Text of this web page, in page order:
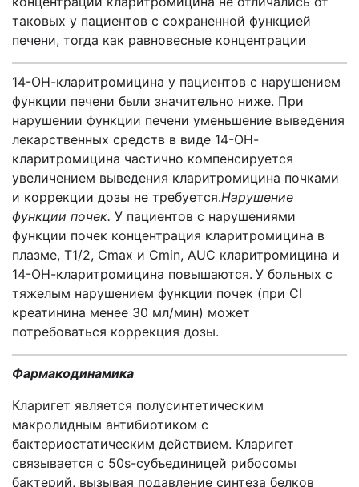
таковых у пациентов с сохраненной функцией
печени, тогда как равновесные концентрации
14-ОН-кларитромицина у пациентов с нарушением
функции печени были значительно ниже. При
нарушении функции печени уменьшение выведения
лекарственных средств в виде 14-ОН-
кларитромицина частично компенсируется
увеличением выведения кларитромицина почками
и коррекции дозы не требуется.Нарушение
функции почек. У пациентов с нарушениями
функции почек концентрация кларитромицина в
плазме, T1/2, Cmax и Cmin, AUC кларитромицина и
14-ОН-кларитромицина повышаются. У больных с
тяжелым нарушением функции почек (при Cl
креатинина менее 30 мл/мин) может
потребоваться коррекция дозы.
Фармакодинамика
Кларигет является полусинтетическим
макролидным антибиотиком с
бактериостатическим действием. Кларигет
связывается с 50s-субъединицей рибосомы
бактерий, вызывая подавление синтеза белков